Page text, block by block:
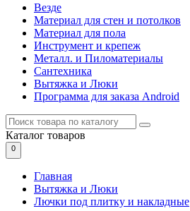
Везде
Материал для стен и потолков
Материал для пола
Инструмент и крепеж
Металл. и Пиломатериалы
Сантехника
Вытяжка и Люки
Программа для заказа Android
Каталог товаров
0
Главная
Вытяжка и Люки
Лючки под плитку и накладные